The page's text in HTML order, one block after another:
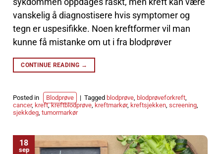
vanskelig å diagnostisere hvis symptomer og
tegn er uspesifikke. Noen kreftformer vil man
kunne få mistanke om ut i fra blodprøver
CONTINUE READING →
Posted in Blodprøve | Tagged blodprøve blodprøveforkreft
cancer, kreft,kreftblodprøve kreftmarkør, kreftsjekken screening
sjekkdeg tumormarkør
18
sep